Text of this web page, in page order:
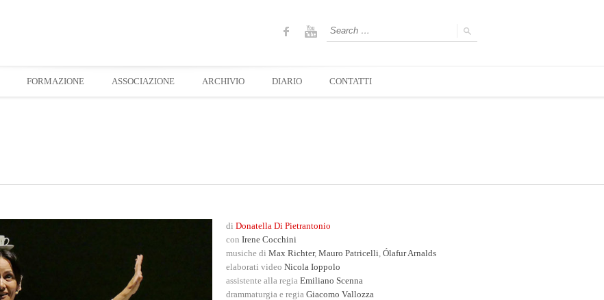
FORMAZIONE ASSOCIAZIONE ARCHIVIO DIARIO CONTATTI
di Donatella Di Pietrantonio
con Irene Cocchini
musiche di Max Richter, Mauro Patricelli, Ólafur Arnalds
elaborati video Nicola Ioppolo
assistente alla regia Emiliano Scenna
drammaturgia e regia Giacomo Vallozza